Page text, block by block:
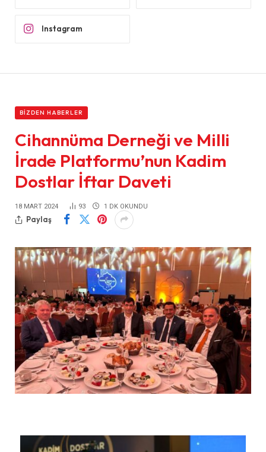
Instagram
BIZDEN HABERLER
Cihannüma Derneği ve Milli
İrade Platformu’nun Kadim
Dostlar İftar Daveti
18 MART 2024 93 1 DK OKUNDU
Paylaş